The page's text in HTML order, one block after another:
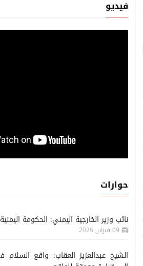
فيديو
حوارات
نائب وزير الخارجية اليمني: الحكومة
09 فبراير, 2026
الشيخ عبدالعزيز العقاب: واقع